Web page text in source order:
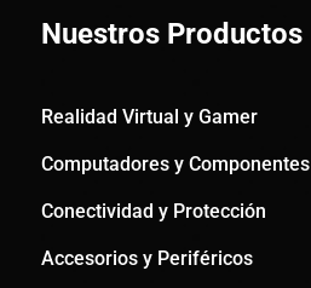
Nuestros Productos
Realidad Virtual y Gamer
Computadores y Componentes
Conectividad y Protección
Accesorios y Periféricos